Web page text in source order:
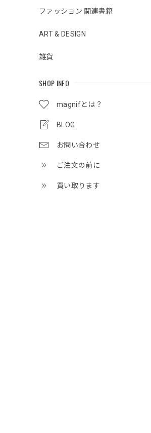
ファッション 関連書籍
ART & DESIGN
雑貨
SHOP INFO
magnifとは？
BLOG
お問い合わせ
ご注文の前に
買い取ります